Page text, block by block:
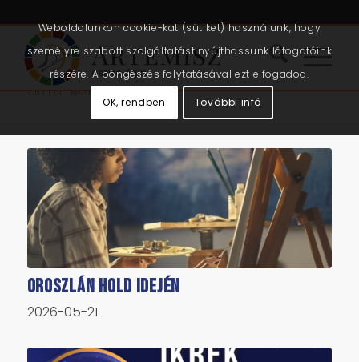
Ön itt áll: Kezdőlap
Oroszlán Hold idején
2026-05-21
Weboldalunkon cookie-kat (sütiket) használunk, hogy
személyre szabott szolgáltatást nyújthassunk látogatóink
részére. A böngészés folytatásával ezt elfogadod.
OK, rendben További infó